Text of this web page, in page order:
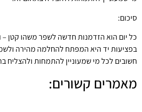
סיכום:
כל יום הוא הזדמנות חדשה לשפר משהו קטן –
בפציעות יד היא המפתח להחלמה מהירה
חשובים לכל מי שמעוניין להתמחות ולהצליח
מאמרים קשורים: